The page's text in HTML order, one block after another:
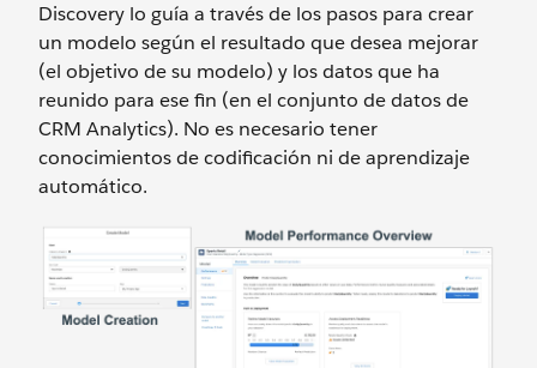
Discovery lo guía a través de los pasos para crear
un modelo según el resultado que desea mejorar
(el objetivo de su modelo) y los datos que ha
reunido para ese fin (en el conjunto de datos de
CRM Analytics). No es necesario tener
conocimientos de codificación ni de aprendizaje
automático.